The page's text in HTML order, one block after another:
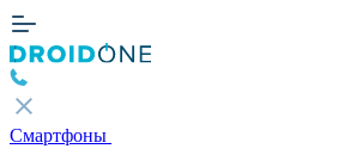
Смартфоны